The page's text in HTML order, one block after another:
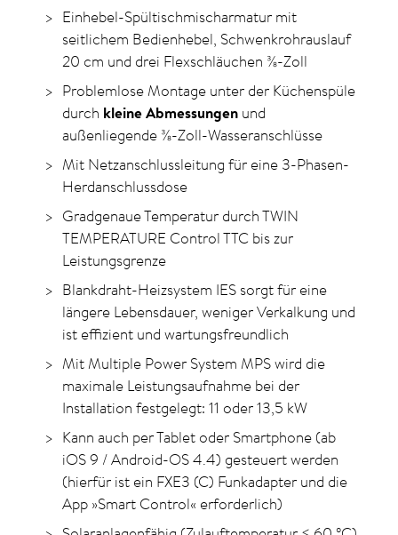
Einhebel-Spültischmischarmatur mit
seitlichem Bedienhebel, Schwenkrohrauslauf
20 cm und drei Flexschläuchen ⅜-Zoll
Problemlose Montage unter der Küchenspüle
durch kleine Abmessungen und
außenliegende ⅜-Zoll-Wasseranschlüsse
Mit Netzanschlussleitung für eine 3-Phasen-
Herdanschlussdose
Gradgenaue Temperatur durch TWIN
TEMPERATURE Control TTC bis zur
Leistungsgrenze
Blankdraht-Heizsystem IES sorgt für eine
längere Lebensdauer, weniger Verkalkung und
ist effizient und wartungsfreundlich
Mit Multiple Power System MPS wird die
maximale Leistungsaufnahme bei der
Installation festgelegt: 11 oder 13,5 kW
Kann auch per Tablet oder Smartphone (ab
iOS 9 / Android-OS 4.4) gesteuert werden
(hierfür ist ein FXE3 (C) Funkadapter und die
App »Smart Control« erforderlich)